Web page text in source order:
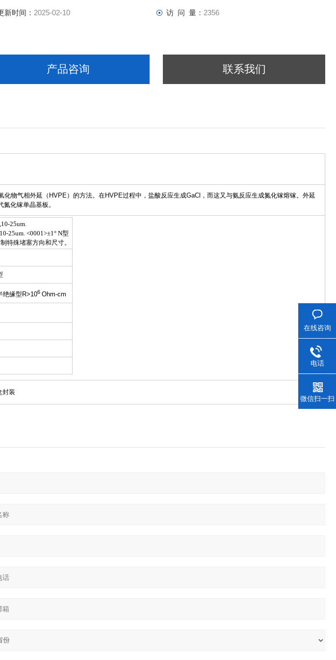
新时间： 2025-02-10 访 问 量： 2356
产品咨询 联系我们
化物气相外延（HVPE）的方法。在HVPE过程中，盐酸反应生成GaCl，而这又与氨反应生成氮化镓熔镓。外延
化镓单晶基板。
25um.
25um. <0001>±1° N型
特殊堵塞方向和尺寸。
绝缘型R>106 Ohm-cm
封装
在线咨询
电话
微信扫一扫